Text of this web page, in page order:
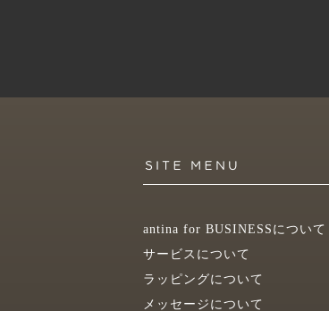
antina for BUSINESSについて
サービスについて
ラッピングについて
メッセージについて